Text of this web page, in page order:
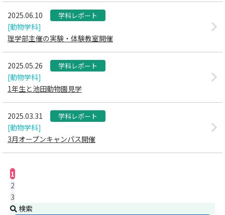
2025.06.10 学科レポート
[動物学科]
理学部主催の実験・体験教室開催
2025.05.26 学科レポート
[動物学科]
1年生と池田動物園見学
2025.03.31 学科レポート
[動物学科]
3月オープンキャンパス開催
1
2
3
検索